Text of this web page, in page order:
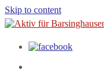
Skip to content